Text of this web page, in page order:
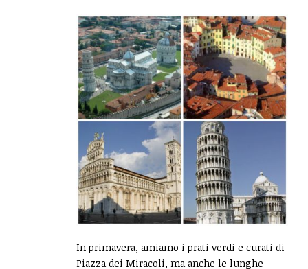
In primavera, amiamo i prati verdi e curati di
Piazza dei Miracoli, ma anche le lunghe